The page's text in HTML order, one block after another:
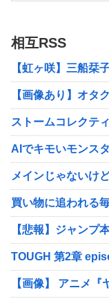
相互RSS
【虹ヶ咲】三船栞
【画像あり】オタ
ストームコレクテ
AIでキモいモンス
メインじゃないけ
買い物に追われる
【悲報】ジャンプ
TOUGH 第2章
【画像】 アニメ